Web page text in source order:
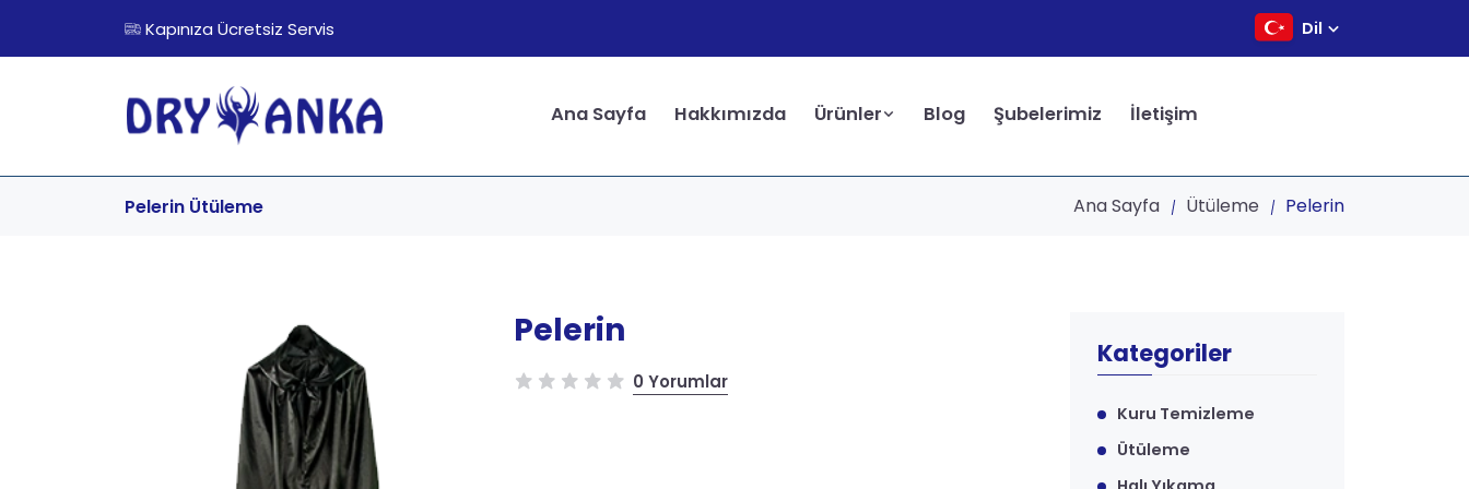
Kapınıza Ücretsiz Servis Dil
Ana Sayfa Hakkımızda Ürünler Blog Şubelerimiz İletişim
Pelerin Ütüleme Ana Sayfa Ütüleme Pelerin
Pelerin
0 Yorumlar
Kategoriler
Kuru Temizleme
Ütüleme